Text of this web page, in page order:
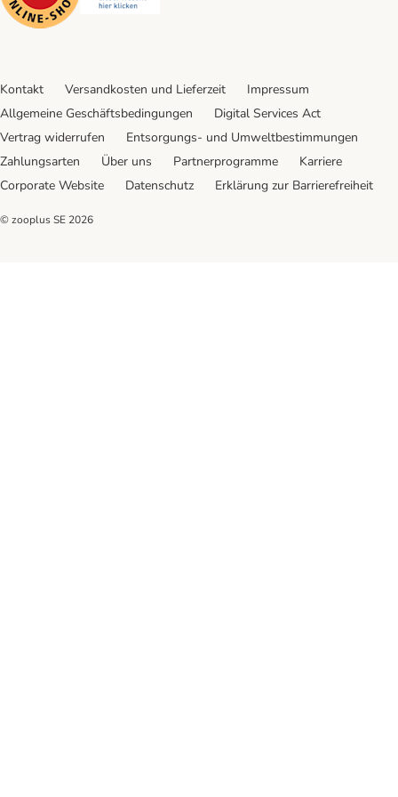
Kontakt Versandkosten und Lieferzeit
Impressum
Allgemeine Geschäftsbedingungen
Digital Services Act
Vertrag widerrufen
Entsorgungs- und Umweltbestimmungen
Zahlungsarten
Über uns Partnerprogramme
Karriere
Corporate Website
Datenschutz Erklärung zur Barrierefreiheit
© zooplus SE 2026